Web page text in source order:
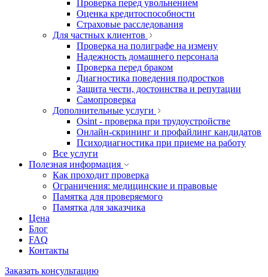
Проверка перед увольнением
Оценка кредитоспособности
Страховые расследования
Для частных клиентов
Проверка на полиграфе на измену
Надежность домашнего персонала
Проверка перед браком
Диагностика поведения подростков
Защита чести, достоинства и репутации
Самопроверка
Дополнительные услуги
Osint - проверка при трудоустройстве
Онлайн-скрининг и профайлинг кандидатов
Психодиагностика при приеме на работу
Все услуги
Полезная информация
Как проходит проверка
Ограничения: медицинские и правовые
Памятка для проверяемого
Памятка для заказчика
Цена
Блог
FAQ
Контакты
Заказать консультацию